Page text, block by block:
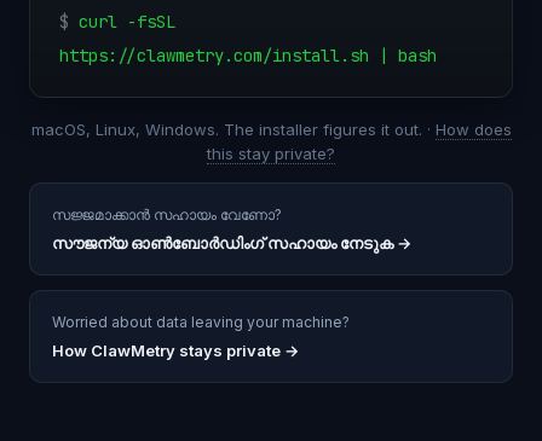
$ curl -fsSL
https://clawmetry.com/install.sh | bash
macOS, Linux, Windows. The installer figures it out. · How does
this stay private?
സജ്ജമാക്കാൻ സഹായം വേണോ?
സൗജന്യ ഓൺബോർഡിംഗ് സഹായം നേടുക→
Worried about data leaving your machine?
How ClawMetry stays private →